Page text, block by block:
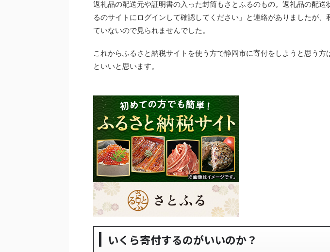
返礼品の配送元や証明書の入った封筒もさとふるのもの。返礼品の配送
るのサイトにログインして確認してください」と連絡がありましたが、
ていないので見られませんでした。
これからふるさと納税サイトを使う方で静岡市に寄付をしようと思う方
といいと思います。
いくら寄付するのがいいのか？